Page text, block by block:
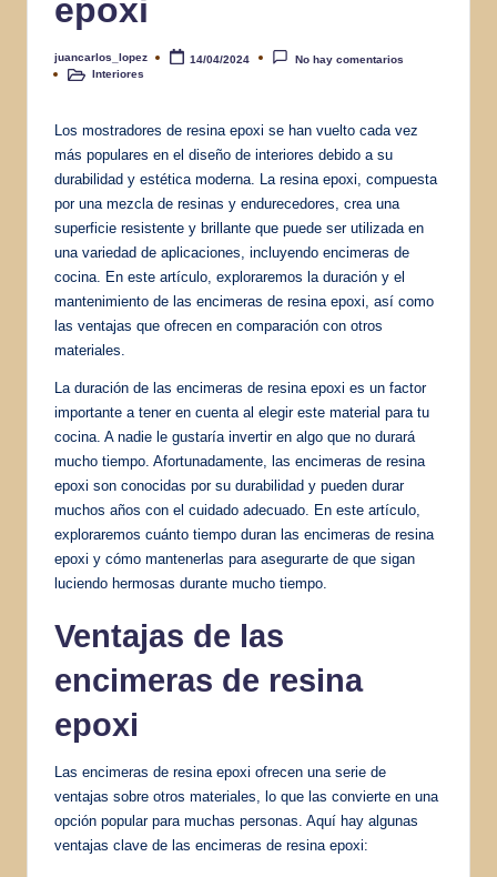
epoxi
Publicado
por
juancarlos_lopez 14/04/2024
No hay comentarios
PublicadoInteriores
Los mostradores de resina epoxi se han vuelto cada vez
más populares en el diseño de interiores debido a su
durabilidad y estética moderna. La resina epoxi, compuesta
por una mezcla de resinas y endurecedores, crea una
superficie resistente y brillante que puede ser utilizada en
una variedad de aplicaciones, incluyendo encimeras de
cocina. En este artículo, exploraremos la duración y el
mantenimiento de las encimeras de resina epoxi, así como
las ventajas que ofrecen en comparación con otros
materiales.
La duración de las encimeras de resina epoxi es un factor
importante a tener en cuenta al elegir este material para tu
cocina. A nadie le gustaría invertir en algo que no durará
mucho tiempo. Afortunadamente, las encimeras de resina
epoxi son conocidas por su durabilidad y pueden durar
muchos años con el cuidado adecuado. En este artículo,
exploraremos cuánto tiempo duran las encimeras de resina
epoxi y cómo mantenerlas para asegurarte de que sigan
luciendo hermosas durante mucho tiempo.
Ventajas de las
encimeras de resina
epoxi
Las encimeras de resina epoxi ofrecen una serie de
ventajas sobre otros materiales, lo que las convierte en una
opción popular para muchas personas. Aquí hay algunas
ventajas clave de las encimeras de resina epoxi: